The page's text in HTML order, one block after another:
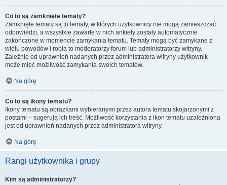
Co to są zamknięte tematy?
Zamknięte tematy są to tematy, w których użytkownicy nie mogą zamieszczać
odpowiedzi, a wszystkie zawarte w nich ankiety zostały automatycznie
zakończone w momencie zamykania tematu. Tematy mogą być zamykane z
wielu powodów i robią to moderatorzy forum lub administratorzy witryny.
Zależnie od uprawnień nadanych przez administratora witryny użytkownik
może mieć możliwość zamykania swoich tematów.
Na górę
Co to są ikony tematu?
Ikony tematu są obrazkami wybieranymi przez autora tematu skojarzonymi z
postami – sugerują ich treść. Możliwość korzystania z ikon tematu uzależniona
jest od uprawnień nadanych przez administratora witryny.
Na górę
Rangi użytkownika i grupy
Kim są administratorzy?